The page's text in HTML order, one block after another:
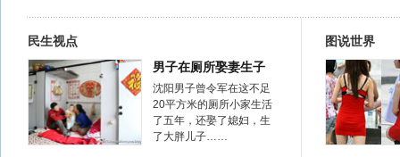
民生视点
男子在厕所娶妻生子
沈阳男子曾令军在这不足
20平方米的厕所小家生活
了五年，还娶了媳妇，生
了大胖儿子……
图说世界